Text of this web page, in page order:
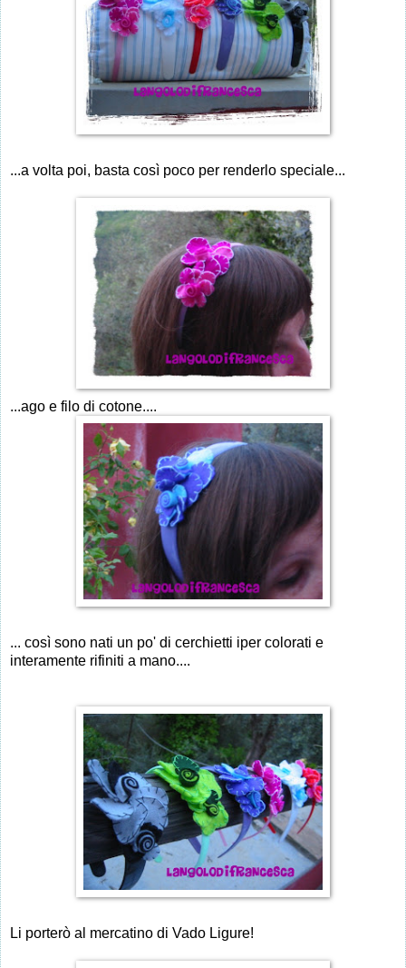
...a volta poi, basta così poco per renderlo speciale...
...ago e filo di cotone....
... così sono nati un po' di cerchietti iper colorati e
interamente rifiniti a mano....
Li porterò al mercatino di Vado Ligure!